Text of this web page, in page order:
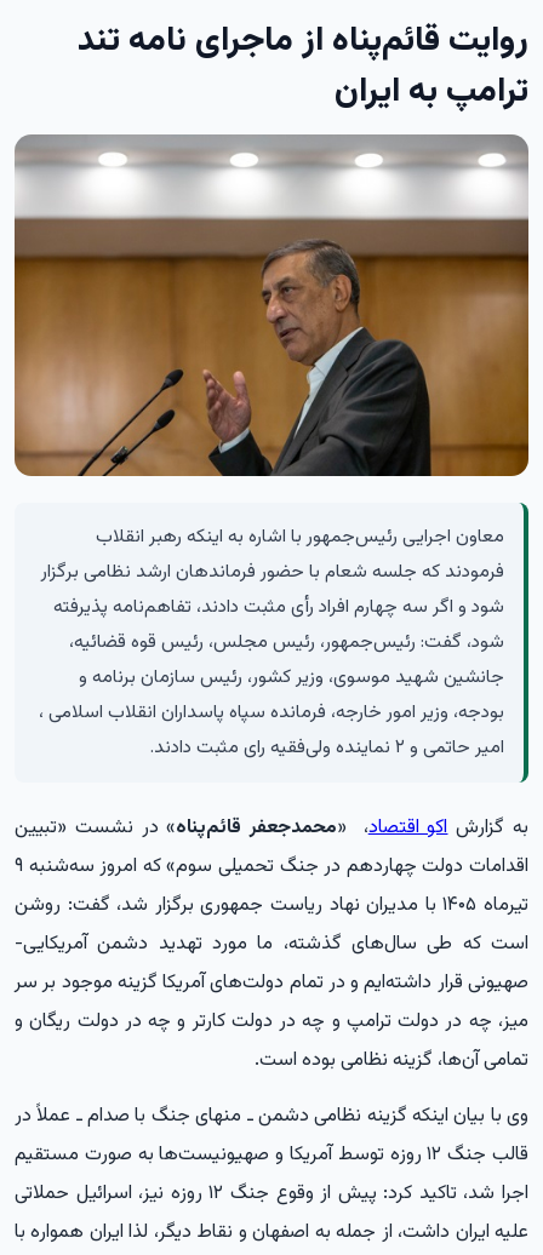
روایت قائم‌پناه از ماجرای نامه‌ تند
ترامپ به ایران
معاون اجرایی رئیس‌جمهور با اشاره به اینکه رهبر انقلاب
فرمودند که جلسه شعام با حضور فرماندهان ارشد نظامی برگزار
شود و اگر سه چهارم افراد رأی مثبت دادند، تفاهم‌نامه پذیرفته
شود، گفت: رئیس‌جمهور، رئیس مجلس، رئیس قوه قضائیه،
جانشین شهید موسوی، وزیر کشور، رئیس سازمان برنامه و
بودجه، وزیر امور خارجه، فرمانده سپاه پاسداران انقلاب اسلامی ،
امیر حاتمی و ۲ نماینده ولی‌فقیه رای مثبت دادند.
به گزارشاکو اقتصاد، «محمدجعفر قائم‌پناه» در نشست «تبیین
اقدامات دولت چهاردهم در جنگ تحمیلی سوم» که امروز سه‌شنبه ۹
تیرماه ۱۴۰۵ با مدیران نهاد ریاست جمهوری برگزار شد، گفت: روشن
است که طی سال‌های گذشته، ما مورد تهدید دشمن آمریکایی-
صهیونی قرار داشته‌ایم و در تمام دولت‌های آمریکا گزینه موجود بر سر
میز، چه در دولت ترامپ و چه در دولت کارتر و چه در دولت ریگان و
تمامی آن‌ها، گزینه نظامی بوده است.
وی با بیان اینکه گزینه نظامی دشمن ـ منهای جنگ با صدام ـ عملاً در
قالب جنگ ۱۲ روزه توسط آمریکا و صهیونیست‌ها به صورت مستقیم
اجرا شد، تاکید کرد: پیش از وقوع جنگ ۱۲ روزه نیز، اسرائیل حملاتی
علیه ایران داشت، از جمله به اصفهان و نقاط دیگر، لذا ایران همواره با